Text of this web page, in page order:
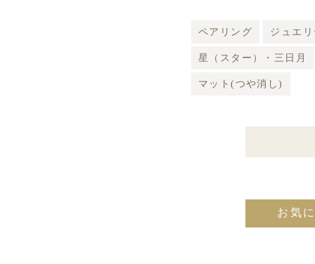
ペアリング ジュエ
星（スター）・三日月
マット(つや消し)
お気